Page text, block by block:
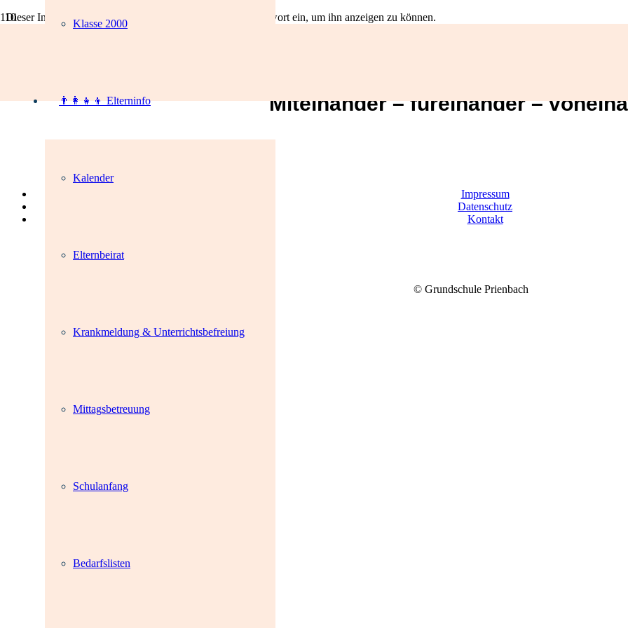
Klasse 2000
👨‍👩‍👧‍👦 Elterninfo
Kalender
Elternbeirat
Krankmeldung & Unterrichtsbefreiung
Mittagsbetreuung
Schulanfang
Bedarfslisten
Dieser Inhalt ist passwortgeschützt. Bitte gib unten das Passwort ein, um ihn anzeigen zu können.
Miteinander – füreinander –
Impressum
Datenschutz
Kontakt
© Grundschule Prienbach